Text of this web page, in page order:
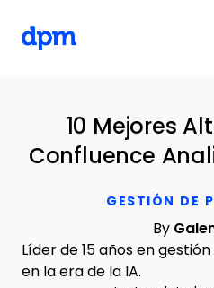
GESTIÓN DE
10 Mejores
Confluence
By
Líder de 15 años en
en la era de la IA.